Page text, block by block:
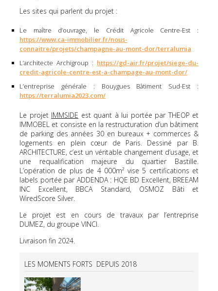
Les sites qui parlent du projet :
Le maître d’ouvrage, le Crédit Agricole Centre-Est :
https://www.ca-immobilier.fr/nous-
connaitre/projets/champagne-au-mont-dor/terralumia
L’architecte Archigroup : https://gd-air.fr/projet/siege-du-
credit-agricole-centre-est-a-champage-au-mont-dor/
L’entreprise générale : Bouygues Bâtiment Sud-Est :
https://terralumia2023.com/
Le projet IMMSIDE est quant à lui portée par THEOP et
IMMOBEL et consiste en la restructuration d’un bâtiment
de parking des années 30 en bureaux + commerces &
logements en plein cœur de Paris. Dessiné par B.
ARCHITECTURE, c’est un véritable changement d’usage, et
une requalification majeure du quartier Bastille.
L’opération de plus de 4 000m² vise 5 certifications et
labels portée par ADDENDA : HQE BD Excellent, BREEAM
INC Excellent, BBCA Standard, OSMOZ Bâti et
WiredScore Silver.
Le projet est en cours de travaux par l’entreprise
DUMEZ, du groupe VINCI.
Livraison fin 2024.
LES MOMENTS FORTS DEPUIS 2018